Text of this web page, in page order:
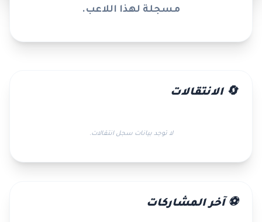
مسجلة لهذا اللاعب.
🔄 الانتقالات
لا توجد بيانات سجل انتقالات.
⚽ آخر المشاركات